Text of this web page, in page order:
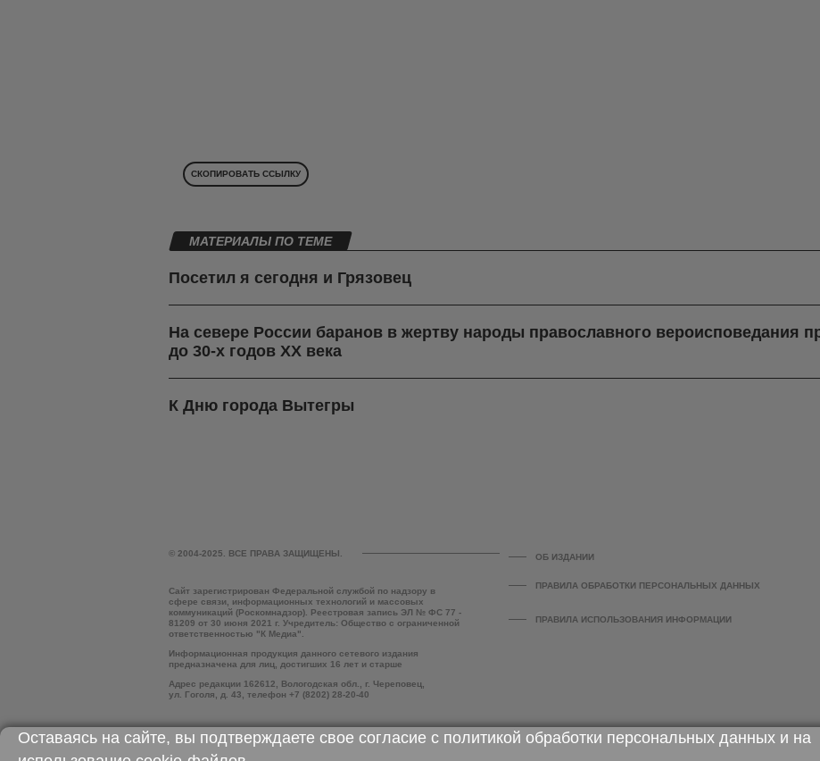
СКОПИРОВАТЬ ССЫЛКУ
МАТЕРИАЛЫ ПО ТЕМЕ
Посетил я сегодня и Грязовец
На севере России баранов в жертву народы православного вероисповедания
до 30-х годов ХХ века
К Дню города Вытегры
© 2004-2025. ВСЕ ПРАВА ЗАЩИЩЕНЫ.
Сайт зарегистрирован Федеральной службой по надзору в
сфере связи, информационных технологий и массовых
коммуникаций (Роскомнадзор). Реестровая запись ЭЛ № ФС 77 -
81209 от 30 июня 2021 г. Учредитель: Общество с ограниченной
ответственностью "К Медиа".
Информационная продукция данного сетевого издания
предназначена для лиц, достигших 16 лет и старше
Адрес редакции 162612, Вологодская обл., г. Череповец,
ул. Гоголя, д. 43, телефон +7 (8202) 28-20-40
ОБ ИЗДАНИИ
ПРАВИЛА ОБРАБОТКИ ПЕРСОНАЛЬНЫХ ДАННЫХ
ПРАВИЛА ИСПОЛЬЗОВАНИЯ ИНФОРМАЦИИ
Оставаясь на сайте, вы подтверждаете свое согласие с политикой обработки персональных данных и на